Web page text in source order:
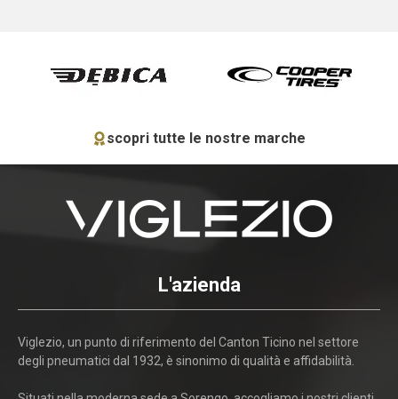
scopri tutte le nostre marche
L'azienda
Viglezio, un punto di riferimento del Canton Ticino nel settore
degli pneumatici dal 1932, è sinonimo di qualità e affidabilità.